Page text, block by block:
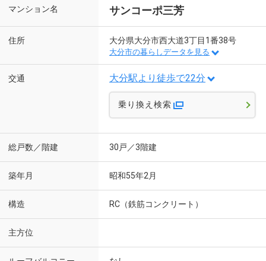
マンション名 サンコーポ三芳
住所 大分県大分市西大道3丁目1番38号
大分市の暮らしデータを見る
交通 大分駅より徒歩で22分
乗り換え検索
総戸数／階建 30戸／3階建
築年月 昭和55年2月
構造 RC（鉄筋コンクリート）
主方位